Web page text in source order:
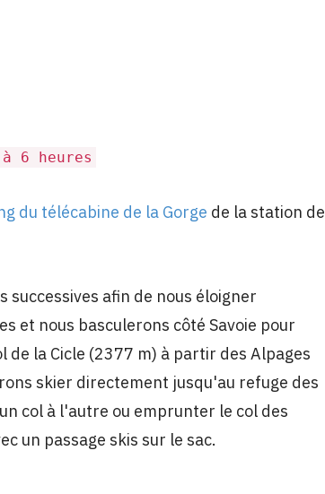
6 heures
du télécabine de la Gorge de la station de
afin de nous éloigner
et nous basculerons côté Savoie pour
de la Cicle (2377 m) à partir des Alpages
skier directement jusqu'au refuge des
col à l'autre ou emprunter le col des
un passage skis sur le sac.